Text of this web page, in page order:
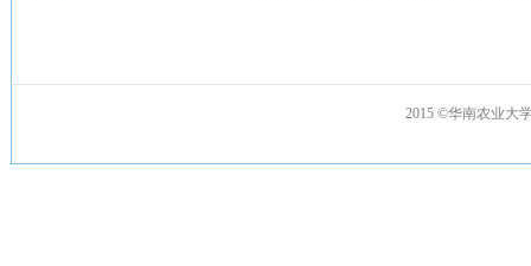
2015 ©华南农业